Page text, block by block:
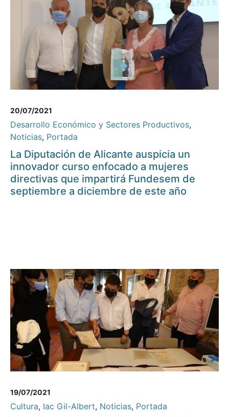
20/07/2021
Desarrollo Económico y Sectores Productivos,
Noticias, Portada
La Diputación de Alicante auspicia un
innovador curso enfocado a mujeres
directivas que impartirá Fundesem de
septiembre a diciembre de este año
19/07/2021
Cultura, Iac Gil-Albert, Noticias, Portada